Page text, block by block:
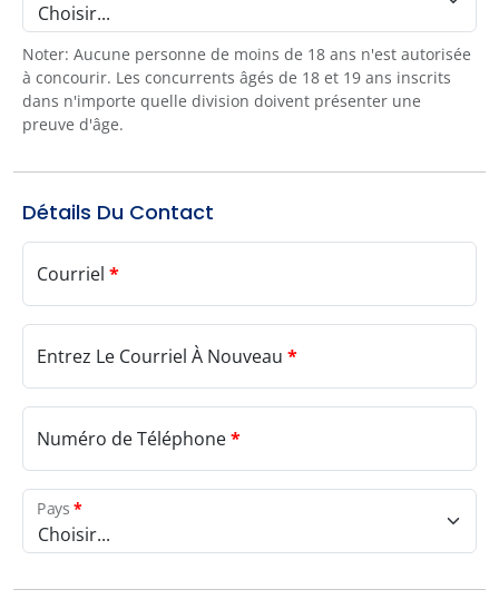
Choisir...
Noter: Aucune personne de moins de 18 ans n'est autorisée
à concourir. Les concurrents âgés de 18 et 19 ans inscrits
dans n'importe quelle division doivent présenter une
preuve d'âge.
Détails Du Contact
Courriel *
Entrez Le Courriel À Nouveau *
Numéro de Téléphone*
Choisir...
Pays*